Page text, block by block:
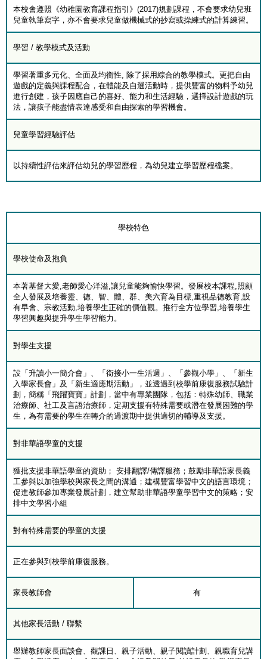
本校會遵照《幼稚園教育課程指引》(2017)規劃課程，不會要求幼兒班
兒童執筆寫字，亦不會要求兒童做機械式的抄寫或操練式的計算練習。
學習 / 教學模式及活動
學習著重多元化、全面及均衡性, 除了採用綜合的教學模式。更把自由
遊戲的定義與課程配合，在體能及自選活動時，提供豐富的物料予幼兒
進行創建，孩子因應自己的喜好、能力和生活經驗，選擇設計遊戲的玩
法，讓孩子能盡情表達感受和自由探索的學習機會。
兒童學習經驗評估
以持續性評估來評估幼兒的學習歷程，為幼兒建立學習歷程檔案。
學校特色
學校使命及抱負
本著基督大愛,老師愛心洋溢,讓兒童能夠愉快學習。發展校本課程,照顧
全人發展及培養靈、德、智、體、群、美六育為目標,重視品德教育,設
有早會、宗教活動,培養學生正確的價值觀。推行全方位學習,培養學生
學習興趣與提升學生學習能力。
對學生支援
設「升讀小一簡介會」、「銜接小一生活週」、「參觀小學」、「新生
入學家長會」及「新生適應期活動」，並透過到校學前康復服務試驗計
劃，簡稱「飛躍寶寶」計劃，當中有專業團隊，包括：特殊幼師、職業
治療師、社工及言語治療師，定期支援有特殊需要或潛在發展困難的學
生，為有需要的學生在轉介的過渡期中提供適切的輔導及支援。
對非華語學童的支援
獲批支援非華語學童的資助； 安排翻譯/傳譯服務；鼓勵非華語家長義
工參與以加強學校與家長之間的溝通；建構豐富學習中文的語言環境；
促進教師參加專業發展計劃，建立幫助非華語學童學習中文的策略；安
排中文學習小組
對有特殊需要的學童的支援
正在參與到校學前康復服務。
家長教師會 有
其他家長活動 / 聯繫
舉辦教師家長面談會、觀課日、親子活動、親子閱讀計劃、親職育兒講